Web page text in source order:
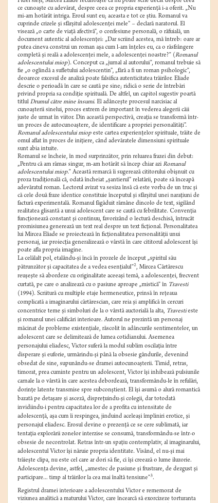
ce cunoaşte cu adevărat, despre ceea ce propria experienţă i-a oferit. „Nu
mi-am hotărât intriga. Eroul sunt eu; aceasta e tot ce ştiu. Romanul va
cuprinde crizele şi sfârşitul adolescenţei mele” – declară naratorul. El
visează „o carte de viaţă afectivă”, o confesiune personală, o răfuială, un
document autentic al adolescenţei: „Dar scriind acestea, mă întreb: oare ar
putea cineva construi un roman aşa cum l-am înţeles eu, ca o răsfrângere
completă şi reală a adolescenţei mele, a adolescenţei noastre?” (Romanul
adolescentului miop). Conceput ca „jurnal al autorului”, romanul trebuie să
fie „o oglindă a sufletului adolescentin”, „fără a fi un roman psihologic”,
deoarece excesul de analiză poate falsifica autenticitatea trăirilor. Eliade
descrie o perioadă în care se caută pe sine; ridică o serie de întrebări
privind propria sa condiţie spirituală. De altfel, un capitol sugestiv poartă
titlul Drumul către mine însumi. El adânceşte procesul narcisiac al
cunoaşterii sinelui, proces extrem de important în vederea alegerii căii
juste de urmat în viitor. Din această perspectivă, creaţia se transformă într-
un proces de autocunoaştere, de identificare a propriei personalităţi”.
Romanul adolescentului miop este cartea experienţelor spirituale, trăite de
omul aflat în proces de iniţiere, când adevăratele dimensiuni spirituale
sunt abia intuite.
Romanul se încheie, în mod surprinzător, prin reluarea frazei din debut:
„Pentru că am rămas singur, m-am hotărât să încep chiar azi Romanul
adolescentului miop.” Această remarcă îi sugerează cititorului obişnuit cu
proza tradiţională că, odată încheiat „şantierul” relatării, poate să înceapă
adevăratul roman. Lectorul avizat va sesiza însă că este vorba de un truc şi
că cele două fraze identice constituie începutul şi sfârşitul unei naraţiuni de
factură experimentală. Romanul făgăduit rămâne dincolo de text, sigilând
realitatea glisantă a unui adolescent care se caută cu febrilitate. Convenţia
funcţionează constant şi continuu, favorizând o lectură deschisă, întrucât
promisiunea generează un text real despre un text ficţional. Personalitatea
lui Mircea Eliade se proiectează în ficţionalitatea personalităţii unui
personaj, iar proiecţia generalizează o vârstă în care cititorul adolescent îşi
poate afla propria imagine.
La celălalt pol, etalându-şi încă în prozele de început „spiritul său
pătrunzător şi capacitatea de a vedea esenţialul”2, Mircea Cărtărescu
reuşeşte să abordeze cu originalitate aceeaşi temă, a adolescenţei, frecvent
curtată, pe care o analizează cu o pasiune aproape „mistică” în Travesti
(1994). Scriitură cu multiple etaje hermeneutice, prinsă în reţeaua
complicată a imaginarului cărtărescian, care reia şi amplifică în cercuri
concentrice teme şi simboluri de la o vârstă auctorială la alta, Travestieste
şi romanul unei calificări interioare. Autorul ne prezintă un personaj
măcinat de probleme existenţiale, răscolit în adâncurile sentimentelor, un
adolescent care se delimitează de lumea cotidianului. Asemenea
personajului eliadesc, Victor suferă la modul sublim oscilaţia între
disperare şi euforie, urmărindu-şi până la obsesie gândurile, devenind
obsedat de sine, supunându-se dramei autocunoaşterii. Timid, retras,
timorat, prea cuminte pentru un adolescent, Victor îşi inhibează pulsiunile
carnale la o vârstă în care acestea debordează, transformându-le în refulări,
dorinţe latente transmise spre subconştient. El îşi asumă o alură romantică
bazată pe detaşare şi asceză, dispreţuindu-şi colegii, dar totodată
invidiindu-i pentru capacitatea lor de a profita cu intensitate de
adolescenţă, aşa cum îi respingea, jinduind aceleaşi împliniri erotice, şi
personajul eliadesc. Erosul devine o prezenţă ce se cere sublimată, iar
tentaţia explorării zonelor interzise se consumă, transformându-se într-o
obsesie de necontrolat. Retras într-un spaţiu contemplativ, al imaginarului,
adolescentul Victor îşi năruie propria identitate. Visând, el nu-şi mai
trăieşte clipa, nu este cel care ar dori să fie, ci îşi creează o lume iluzorie.
Adolescenţa devine, astfel, „amestec de pasiune şi frustrare, de dezgust şi
participare... timp al trăirilor la cea mai înaltă tensiune”3.
Registrul dramei interioare a adolescentului Victor e rememorat de
viziunea analitică a maturului Victor, care încearcă să exorcizeze torturanta